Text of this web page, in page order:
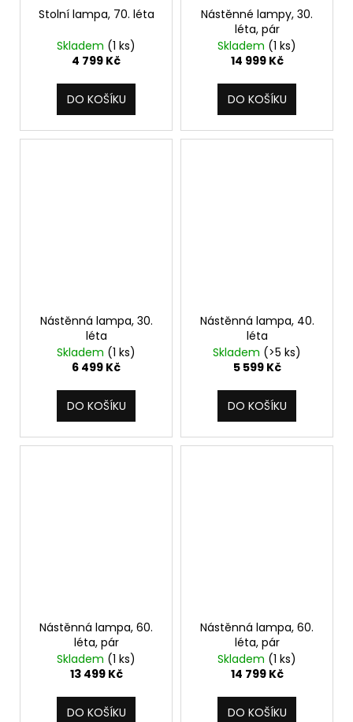
Stolní lampa, 70. léta
Skladem (1 ks)
4 799 Kč
DO KOŠÍKU
Nástěnné lampy, 30.
léta, pár
Skladem (1 ks)
14 999 Kč
DO KOŠÍKU
Nástěnná lampa, 30.
léta
Skladem (1 ks)
6 499 Kč
DO KOŠÍKU
Nástěnná lampa, 40.
léta
Skladem (>5 ks)
5 599 Kč
DO KOŠÍKU
Nástěnná lampa, 60.
léta, pár
Skladem (1 ks)
13 499 Kč
DO KOŠÍKU
Nástěnná lampa, 60.
léta, pár
Skladem (1 ks)
14 799 Kč
DO KOŠÍKU